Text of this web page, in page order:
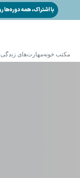
مکتب خونهمهارت‌های زندگی